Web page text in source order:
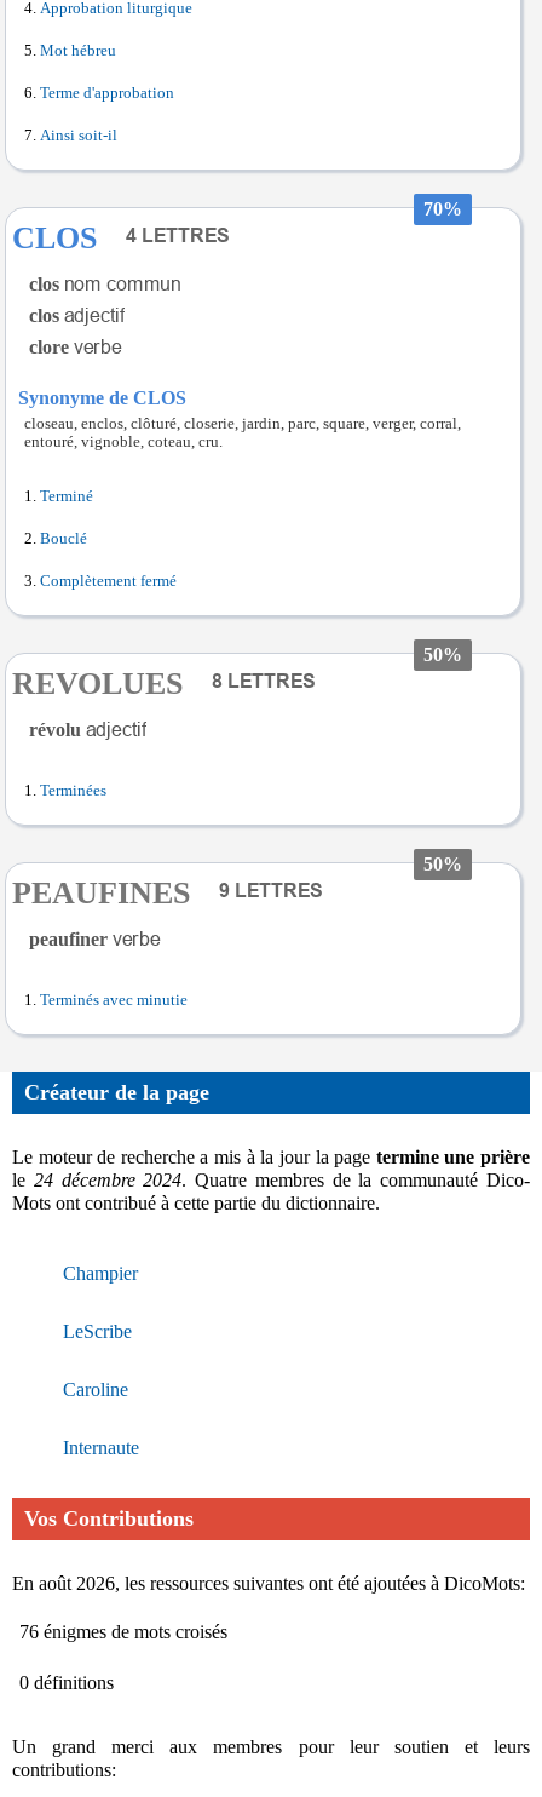
Approbation liturgique
Mot hébreu
Terme d'approbation
Ainsi soit-il
70%
CLOS
clos
clos
clore
Synonyme de CLOS
closeau, enclos, clôturé, closerie, jardin, parc, square, verger, corral,
entouré, vignoble, coteau, cru.
Terminé
Bouclé
Complètement fermé
50%
REVOLUES
révolu
Terminées
50%
PEAUFINES
peaufiner
Terminés avec minutie
Créateur de la page
Le moteur de recherche a mis à la jour la page termine une prière
le 24 décembre 2024. Quatre membres de la communauté Dico-
Mots ont contribué à cette partie du dictionnaire.
Champier
LeScribe
Caroline
Internaute
Vos Contributions
En août 2026, les ressources suivantes ont été ajoutées à DicoMots:
76 énigmes de mots croisés
0 définitions
Un grand merci aux membres pour leur soutien et leurs
contributions: